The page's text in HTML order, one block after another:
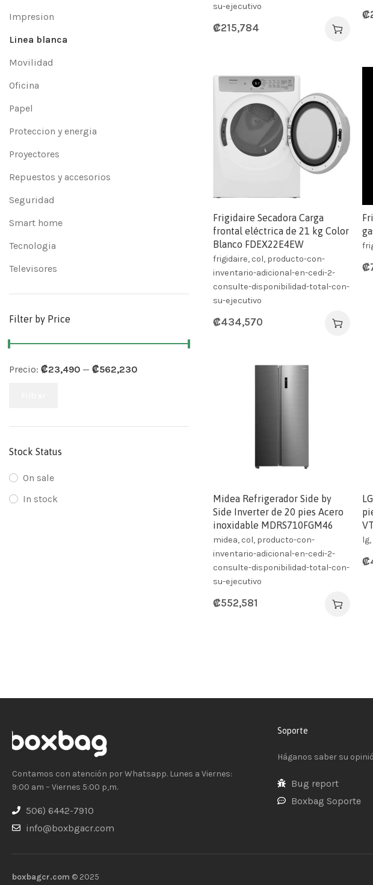
Impresion
Linea blanca
Movilidad
Oficina
Papel
Proteccion y energia
Proyectores
Repuestos y accesorios
Seguridad
Smart home
Tecnologia
Televisores
Filter by Price
Precio: ₡23,490 — ₡562,230
Stock Status
On sale
In stock
su-ejecutivo
₡215,784
₡
Frigidaire Secadora Carga
frontal eléctrica de 21 kg Color
Blanco FDEX22E4EW
frigidaire, col, producto-con-
inventario-adicional-en-cedi-2-
consulte-disponibilidad-total-con-
su-ejecutivo
₡434,570
₡
Midea Refrigerador Side by
Side Inverter de 20 pies Acero
inoxidable MDRS710FGM46
midea, col, producto-con-
inventario-adicional-en-cedi-2-
consulte-disponibilidad-total-con-
su-ejecutivo
₡552,581
₡
Contamos con atención por Whatsapp. Lunes a Viernes:
9:00 am – Viernes 5:00 p,m.
506) 6442-7910
info@boxbgacr.com
Soporte
Háganos saber su
Bug report
Boxbag Soporte
boxbagcr.com © 2025